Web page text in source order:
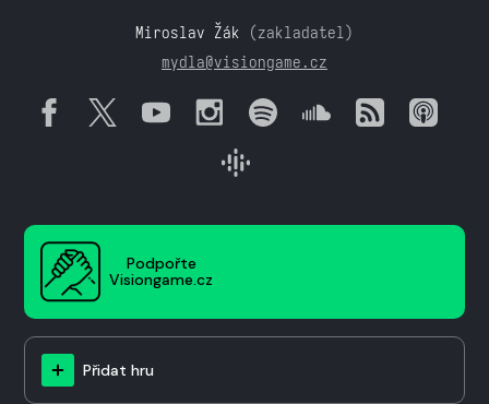
Miroslav Žák (zakladatel)
mydla@visiongame.cz
Podpořte
Visiongame.cz
Přidat hru